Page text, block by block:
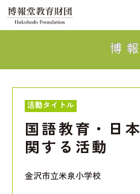
博
活動タイトル
国語教育・日
関する活動
金沢市立米泉小学校